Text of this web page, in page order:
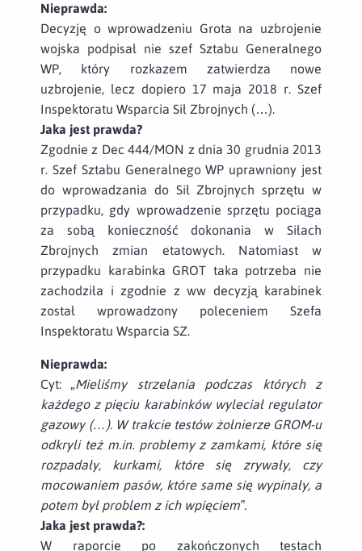
Nieprawda:
Decyzję o wprowadzeniu Grota na uzbrojenie
wojska podpisał nie szef Sztabu Generalnego
WP, który rozkazem zatwierdza nowe
uzbrojenie, lecz dopiero 17 maja 2018 r. Szef
Inspektoratu Wsparcia Sił Zbrojnych (…).
Jaka jest prawda?
Zgodnie z Dec 444/MON z dnia 30 grudnia 2013
r. Szef Sztabu Generalnego WP uprawniony jest
do wprowadzania do Sił Zbrojnych sprzętu w
przypadku, gdy wprowadzenie sprzętu pociąga
za sobą konieczność dokonania w Siłach
Zbrojnych zmian etatowych. Natomiast w
przypadku karabinka GROT taka potrzeba nie
zachodziła i zgodnie z ww decyzją karabinek
został wprowadzony poleceniem Szefa
Inspektoratu Wsparcia SZ.
Nieprawda:
Cyt:„Mieliśmy strzelania podczas których z
każdego z pięciu karabinków wyleciał regulator
gazowy (…). W trakcie testów żołnierze GROM-u
odkryli też m.in. problemy z zamkami, które się
rozpadały, kurkami, które się zrywały, czy
mocowaniem pasów, które same się wypinały, a
potem był problem z ich wpięciem”.
Jaka jest prawda?:
W raporcie po zakończonych testach